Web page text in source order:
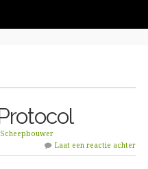
Laat een reactie achter